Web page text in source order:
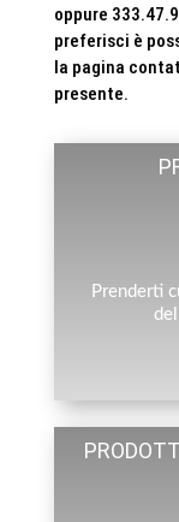
oppure
preferisci è
la pagina
presente.
Prenderti